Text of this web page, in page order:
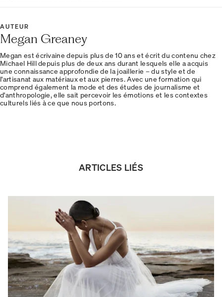
AUTEUR
Megan Greaney
Megan est écrivaine depuis plus de 10 ans et écrit du contenu chez
Michael Hill depuis plus de deux ans durant lesquels elle a acquis
une connaissance approfondie de la joaillerie – du style et de
l'artisanat aux matériaux et aux pierres. Avec une formation qui
comprend également la mode et des études de journalisme et
d'anthropologie, elle sait percevoir les émotions et les contextes
culturels liés à ce que nous portons.
ARTICLES LIÉS